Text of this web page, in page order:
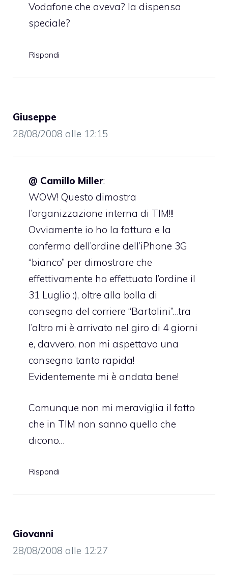
Vodafone che aveva? la dispensa
speciale?
Rispondi
Giuseppe
28/08/2008 alle 12:15
@ Camillo Miller:
WOW! Questo dimostra
l’organizzazione interna di TIM!!!
Ovviamente io ho la fattura e la
conferma dell’ordine dell’iPhone 3G
“bianco” per dimostrare che
effettivamente ho effettuato l’ordine il
31 Luglio :), oltre alla bolla di
consegna del corriere “Bartolini”…tra
l’altro mi è arrivato nel giro di 4 giorni
e, davvero, non mi aspettavo una
consegna tanto rapida!
Evidentemente mi è andata bene!
Comunque non mi meraviglia il fatto
che in TIM non sanno quello che
dicono…
Rispondi
Giovanni
28/08/2008 alle 12:27